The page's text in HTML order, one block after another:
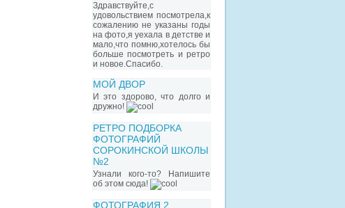
Здравствуйте,с
удовольствием посмотрела,к
сожалению не указаны годы
на фото,я уехала в детстве и
мало,что помню,хотелось бы
больше посмотреть и ретро
и новое.Спасибо.
МОЙ ДВОР
И это здорово, что долго и
дружно!
РЕТРО ПОДБОРКА
ФОТОГРАФИЙ
СОРОКИНСКОЙ ШКОЛЫ
№2
Узнали кого-то? Напишите
об этом сюда!
ФОТОГРАФИЯ 2